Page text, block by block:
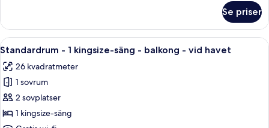
rökare
kylskåp
och
mikrovågsugn
Executive
2
icke-
rökare
-
kylskåp
och
Se priser
Öppna
alla
foton
för
Standardrum
-
Ett hotellrum med en säng, ett
7
Standardrum - 1 kingsize-säng - balkong - vid havet
26 kvadratmeter
1 sovrum
2 sovplatser
1 kingsize-säng